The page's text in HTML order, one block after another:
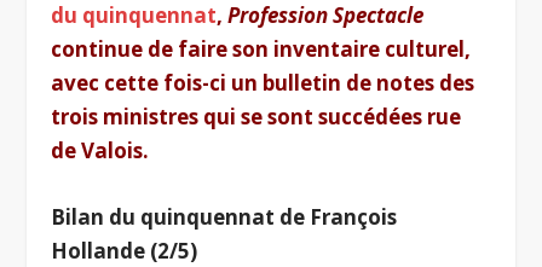
du quinquennat,Profession Spectacle
continue de faire son inventaire culturel,
avec cette fois-ci un bulletin de notes des
trois ministres qui se sont succédées rue
de Valois.
Bilan du quinquennat de François
Hollande (2/5)